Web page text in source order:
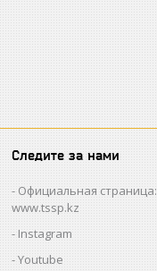
Следите за нами
Официальная страница:
www.tssp.kz
Instagram
Youtube